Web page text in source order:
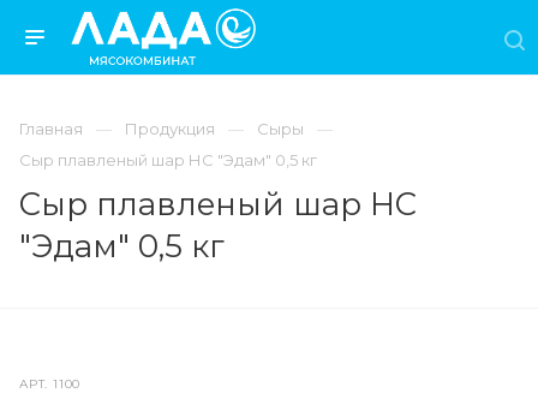
Главная Продукция
Сыры
Сыр плавленый шар НС "Эдам" 0,5 кг
Сыр плавленый шар НС
"Эдам" 0,5 кг
АРТ.1100